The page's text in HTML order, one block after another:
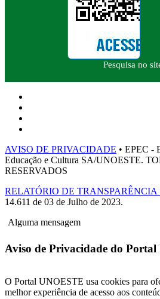
Pesquisa no
AVISO DE PRIVACIDADE • EPEC -
Educação e Cultura SA/UNOESTE.
RESERVADOS
RELATÓRIO DE
14.611 de 03 de Julho de 2023.
Alguma mensagem
Aviso de Privacidade do
O Portal UNOESTE usa cookies para
melhor experiência de acesso aos